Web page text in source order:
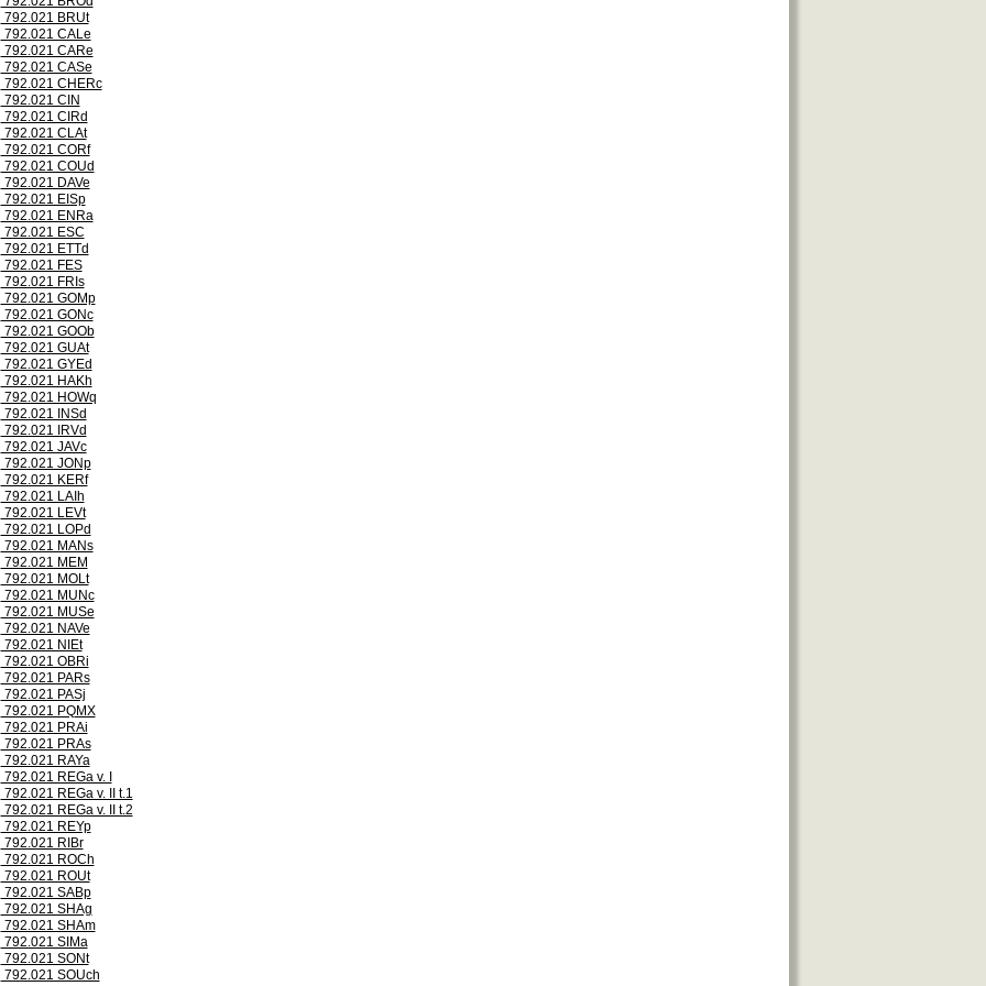
792.021 BRUt
792.021 CALe
792.021 CARe
792.021 CASe
792.021 CHERc
792.021 CIN
792.021 CIRd
792.021 CLAt
792.021 CORf
792.021 COUd
792.021 DAVe
792.021 EISp
792.021 ENRa
792.021 ESC
792.021 ETTd
792.021 FES
792.021 FRIs
792.021 GOMp
792.021 GONc
792.021 GOOb
792.021 GUAt
792.021 GYEd
792.021 HAKh
792.021 HOWq
792.021 INSd
792.021 IRVd
792.021 JAVc
792.021 JONp
792.021 KERf
792.021 LAIh
792.021 LEVt
792.021 LOPd
792.021 MANs
792.021 MEM
792.021 MOLt
792.021 MUNc
792.021 MUSe
792.021 NAVe
792.021 NIEt
792.021 OBRi
792.021 PARs
792.021 PASj
792.021 PQMX
792.021 PRAi
792.021 PRAs
792.021 RAYa
792.021 REGa v. I
792.021 REGa v. II t.1
792.021 REGa v. II t.2
792.021 REYp
792.021 RIBr
792.021 ROCh
792.021 ROUt
792.021 SABp
792.021 SHAg
792.021 SHAm
792.021 SIMa
792.021 SONt
792.021 SOUch